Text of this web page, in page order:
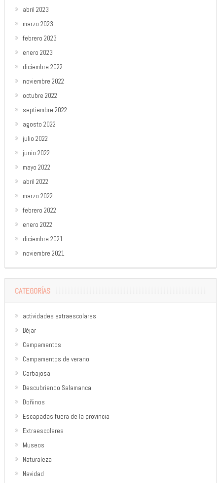
abril 2023
marzo 2023
febrero 2023
enero 2023
diciembre 2022
noviembre 2022
octubre 2022
septiembre 2022
agosto 2022
julio 2022
junio 2022
mayo 2022
abril 2022
marzo 2022
febrero 2022
enero 2022
diciembre 2021
noviembre 2021
CATEGORÍAS
actividades extraescolares
Béjar
Campamentos
Campamentos de verano
Carbajosa
Descubriendo Salamanca
Doñinos
Escapadas fuera de la provincia
Extraescolares
Museos
Naturaleza
Navidad